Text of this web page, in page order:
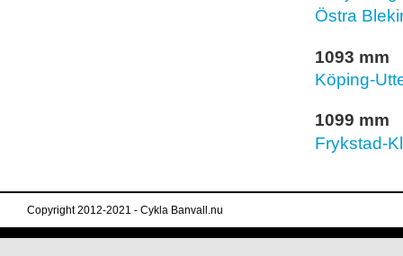
Östra
1093 mm
Köping-
1099 mm
Frykstad-
Copyright 2012-2021 - Cykla Banvall.nu